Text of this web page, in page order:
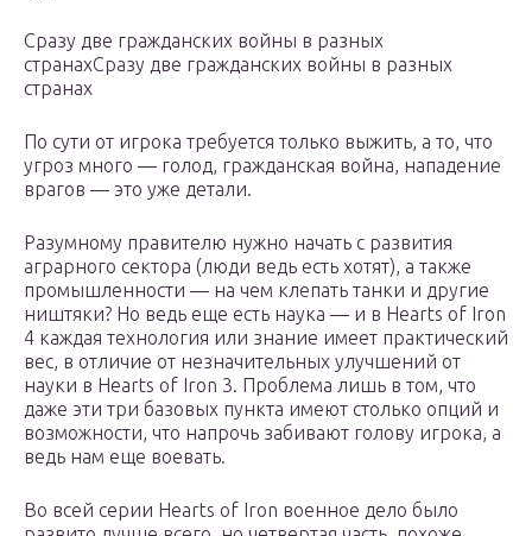
Сразу две гражданских войны в разных
странахСразу две гражданских войны в разных
странах
По сути от игрока требуется только выжить, а то, что
угроз много — голод, гражданская война, нападение
врагов — это уже детали.
Разумному правителю нужно начать с развития
аграрного сектора (люди ведь есть хотят), а также
промышленности — на чем клепать танки и другие
ништяки? Но ведь еще есть наука — и в Hearts of Iron
4 каждая технология или знание имеет практический
вес, в отличие от незначительных улучшений от
науки в Hearts of Iron 3. Проблема лишь в том, что
даже эти три базовых пункта имеют столько опций и
возможности, что напрочь забивают голову игрока, а
ведь нам еще воевать.
Во всей серии Hearts of Iron военное дело было